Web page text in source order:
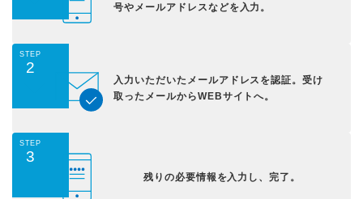
号やメールアドレスなどを入力。
STEP
2
入力いただいた メールアドレスを認証。受け
取ったメールからWEBサイトへ。
STEP
3
残りの必要情報を入力し、完了。